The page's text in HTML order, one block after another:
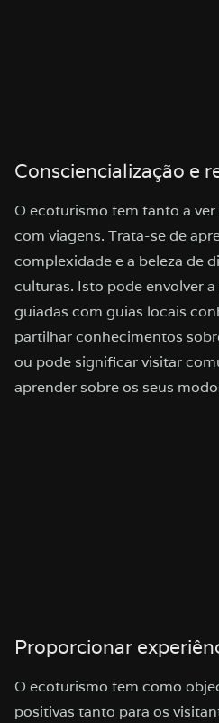
Consciencialização e
O ecoturismo tem tanto a
com viagens. Trata-se de
complexidade e a beleza de
culturas. Isto pode envolver
guiadas com guias locais
partilhar conhecimentos
ou pode significar visitar
aprender sobre os seus
Proporcionar
O ecoturismo tem como
positivas tanto para os